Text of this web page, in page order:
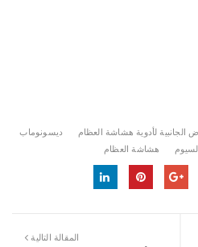
الجانبية لأدوية هشاشة العظام
ديسونوماب
هشاشة العظام
المقالة التالية